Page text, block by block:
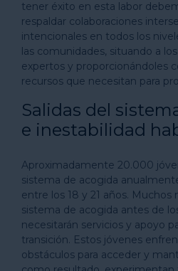
tener éxito en esta labor
respaldar colaboraciones
intencionales en todos los
las comunidades, situando a
expertos y proporcionándoles
recursos que necesitan para
Salidas del
e inestabilidad
Aproximadamente 20.000
sistema de acogida
entre los 18 y 21 años.
sistema de acogida antes de
necesitarán servicios y apoyo
transición. Estos jóvenes
obstáculos para acceder y